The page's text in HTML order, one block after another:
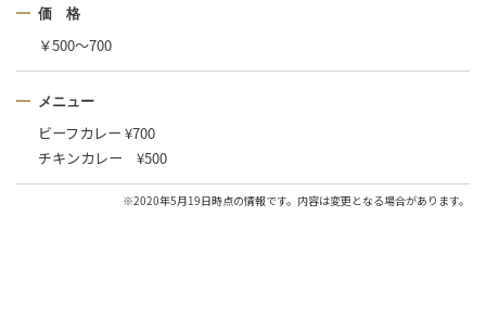
価 格
￥500〜700
メニュー
ビーフカレー ¥700
チキンカレー ¥500
※2020年5月19日時点の情報です。内容は変更となる場合があります。